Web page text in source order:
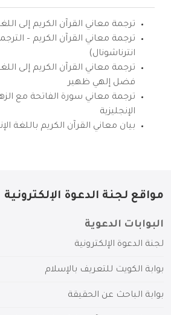
ترجمة معاني القرآن الكريم إلى
ترجمة معاني القرآن الكريم –
انترناشونال)
ترجمة معاني القرآن الكريم إلى
فضل إلهي ظهير
ترجمة معاني سورة الفاتحة مع
الإنجليزية
بيان معاني القرآن الكريم باللغة
مواقع لجنة الدعوة الإلكترونية
البوابات الدعوية
لجنة الدعوة الإلكترونية
بوابة الكويت للتعريف بالإسلام
بوابة الباحث عن الحقيقة